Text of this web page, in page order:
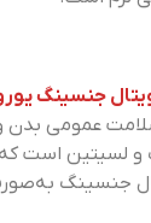
جنسینگ
عمومی بدن
لسیتین است
جنسینگ